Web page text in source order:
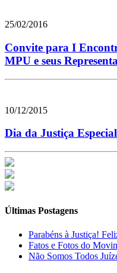
25/02/2016
Convite para I
MPU e seus
10/12/2015
Dia da Justiça
Últimas Postagens
Parabéns à Justiça!
Fatos e Fotos do
Não Somos Todos